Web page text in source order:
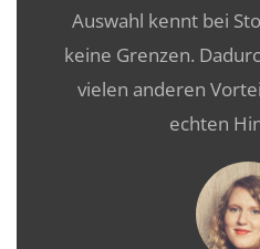
Auswahl kennt bei
keine Grenzen.
vielen anderen
echten